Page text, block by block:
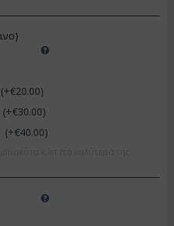
20.00)
(+€30.00)
(+€40.00)